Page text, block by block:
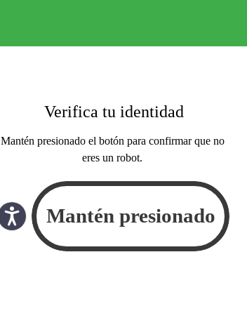
Verifica tu identidad
Mantén presionado el botón para confirmar que no
eres un robot.